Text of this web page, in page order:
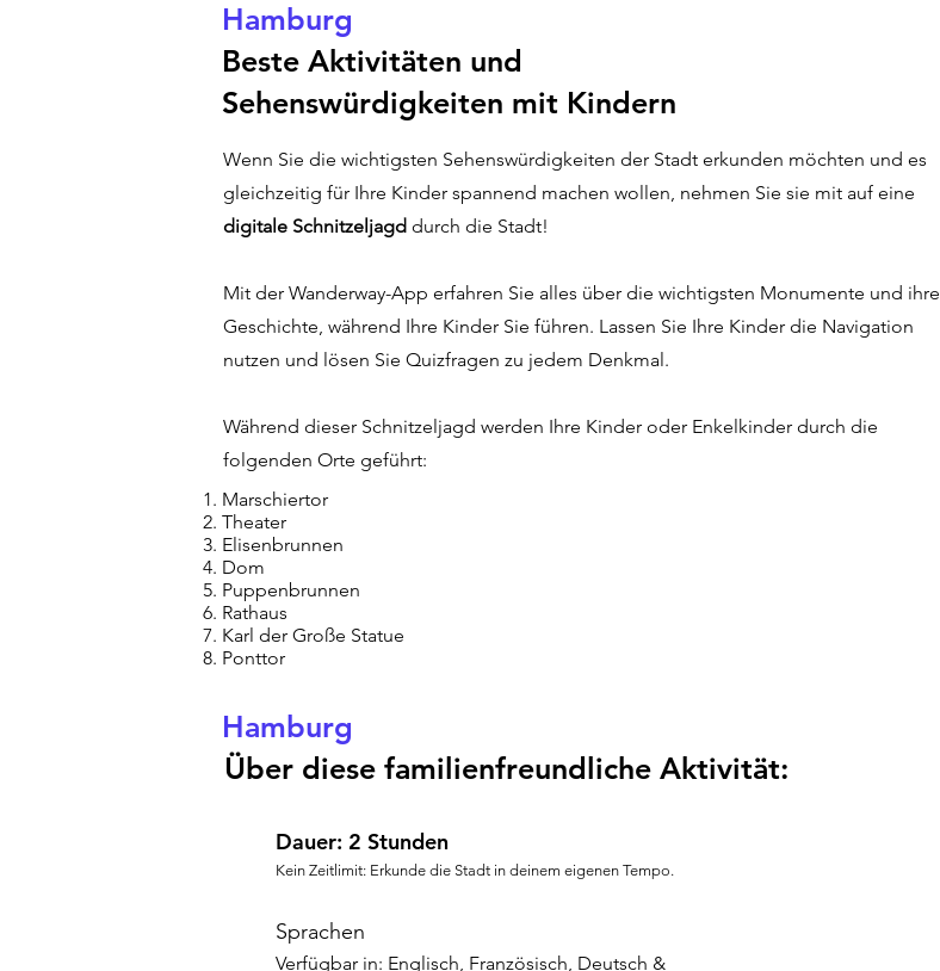
Hamburg
Beste Aktivitäten und
Sehenswürdigkeiten mit Kindern
Wenn Sie die wichtigsten Sehenswürdigkeiten der Stadt erkunden möchten und es
gleichzeitig für Ihre Kinder spannend machen wollen, nehmen Sie sie mit auf eine
digitale Schnitzeljagd durch die Stadt!
Mit der Wanderway-App erfahren Sie alles über die wichtigsten Monumente und ihre
Geschichte, während Ihre Kinder Sie führen. Lassen Sie Ihre Kinder die Navigation
nutzen und lösen Sie Quizfragen zu jedem Denkmal.
Während dieser Schnitzeljagd werden Ihre Kinder oder Enkelkinder durch die
folgenden Orte geführt:
Marschiertor
Theater
Elisenbrunnen
Dom
Puppenbrunnen
Rathaus
Karl der Große Statue
Ponttor
Hamburg
Über diese familienfreundliche Aktivität:
Dauer: 2 Stunden
Kein Zeitlimit: Erkunde die Stadt in deinem eigenen Tempo.
Sprachen
Verfügbar in: Englisch, Französisch, Deutsch &